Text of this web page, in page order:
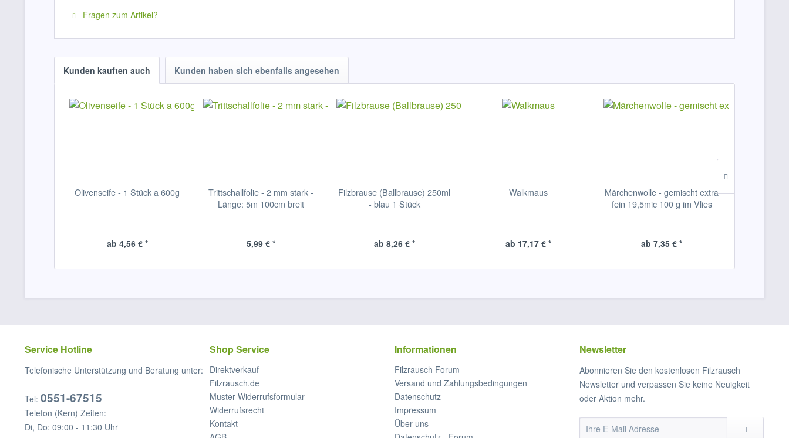
Fragen zum Artikel?
Kunden kauften auch Kunden haben sich ebenfalls angesehen
Olivenseife - 1 Stück a 600g
ab 4,56 € *
Trittschallfolie - 2 mm stark -
Länge: 5m 100cm breit
5,99 € *
Filzbrause (Ballbrause) 250ml
- blau 1 Stück
ab 8,26 € *
Walkmaus
ab 17,17 € *
Märchenwolle - gemischt extra
fein 19,5mic 100 g im Vlies
ab 7,35 € *
Service Hotline
Telefonische Unterstützung und Beratung unter:
Tel: 0551-67515
Telefon (Kern) Zeiten:
Di, Do: 09:00 - 11:30 Uhr
Shop Service
Direktverkauf
Filzrausch.de
Muster-Widerrufsformular
Widerrufsrecht
Kontakt
Informationen
Filzrausch Forum
Versand und Zahlungsbedingungen
Datenschutz
Impressum
Über uns
Newsletter
Abonnieren Sie den kostenlosen Filzrausch
Newsletter und verpassen Sie keine Neuigkeit
oder Aktion mehr.